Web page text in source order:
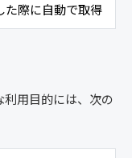
た際に自動で取得
用目的には、次の